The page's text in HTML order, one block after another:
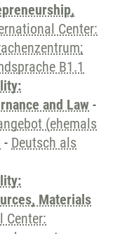
Center:
B1.1
and Law -
(ehemals
- Deutsch als
Materials
Center: